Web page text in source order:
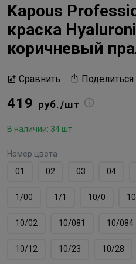
Kapous
краска
коричневый
Сравнить Поделиться
419 руб./шт
В наличии: 34 шт
Номер цвета
01
02 03 04
1/00 1/1 10/0
10/02 10/081 10/084
10/12 10/23 10/28